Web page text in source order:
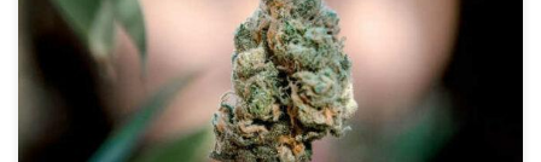
W szybko rozwijającym się świecie konsumpcji konopi, rynek
amerykański jest zdominowany przez dwa rodzaje produktów:
kwiaty i koncentraty. Konopie indyjskie w całej okazałości pokryte
trichomami to widok, który warto zobaczyć. Przez praktycznie
większość czasu w historii spożycia konopi dotyczyła surowej
rośliny i jej palenia. W ten sposób palenie kwiatów stało […]